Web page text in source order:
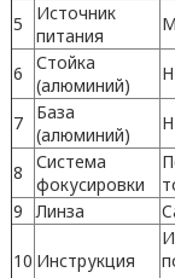
5
Источник
питания
6
Стойка
(алюминий)
7
База
(алюминий)
8
Система
фокусировки
9
Линза
10 Инструкция